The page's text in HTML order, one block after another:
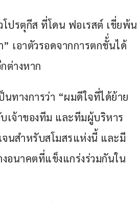
โปรตุกีส ที่โดน ฟอเรสต์ เขี่ยพ้น
เอาตัวรอดจากการตกชั้่นได้
ต่างหาก
นทางการว่า “ผมดีใจที่ได้ย้าย
เจ้าของทีม และทีมผู้บริหาร
นสำหรับสโมสรแห่งนี้ และมี
อนาคตที่แข็งแกร่งร่วมกันใน